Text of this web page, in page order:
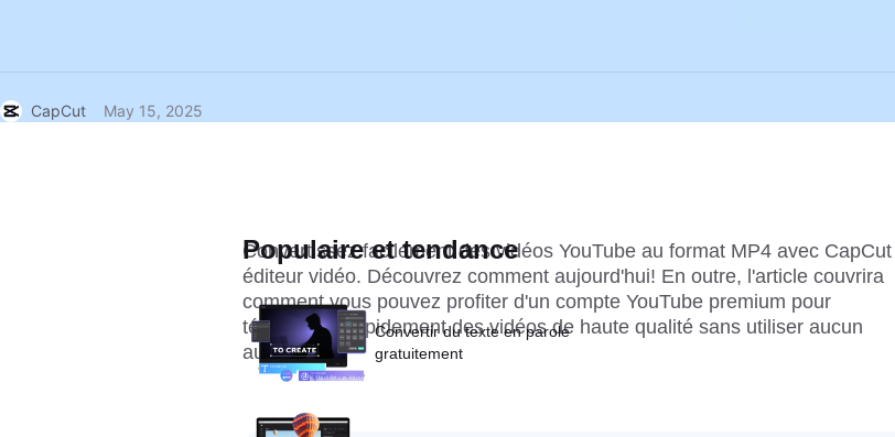
CapCut May 15, 2025
Convertissez facilement des vidéos YouTube au format MP4 avec CapCut
éditeur vidéo. Découvrez comment aujourd'hui! En outre, l'article couvrira
comment vous pouvez profiter d'un compte YouTube premium pour
télécharger rapidement des vidéos de haute qualité sans utiliser aucun
autre outil.
Populaire et tendance
Convertir du texte en parole
gratuitement